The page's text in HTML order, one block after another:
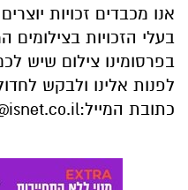
אנו מכבדים זכויות
בעלי הזכויות בצילומים
בפרסומינו צילום שיש
לפנות אלינו ולבקש
כתובת המייל: